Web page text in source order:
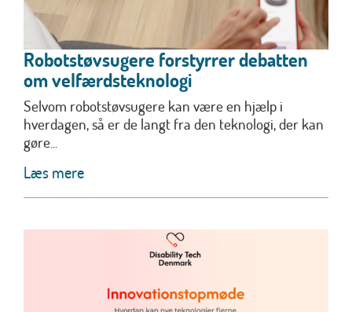
Robotstøvsugere forstyrrer debatten
om velfærdsteknologi
Selvom robotstøvsugere kan være en hjælp i
hverdagen, så er de langt fra den teknologi, der kan
gøre...
Læs mere